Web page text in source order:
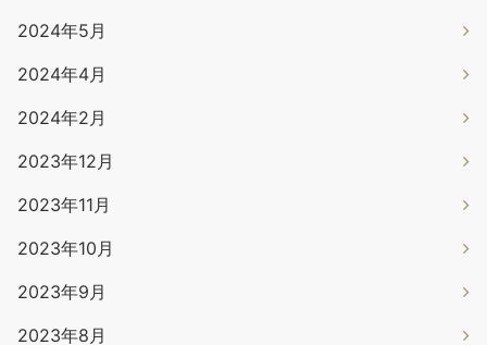
2024年5月
2024年4月
2024年2月
2023年12月
2023年11月
2023年10月
2023年9月
2023年8月